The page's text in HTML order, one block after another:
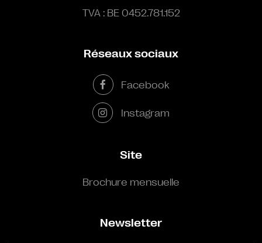
TVA : BE 0452.781.152
Réseaux sociaux
Facebook
Instagram
Site
Brochure mensuelle
Newsletter